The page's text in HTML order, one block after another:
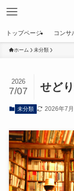
トップページ コンサ
ホーム 未分類
せど
2026
7/07
未分類 2026年7月